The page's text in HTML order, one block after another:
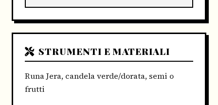
STRUMENTI E MATERIALI
Runa Jera, candela verde/dorata, semi o
frutti